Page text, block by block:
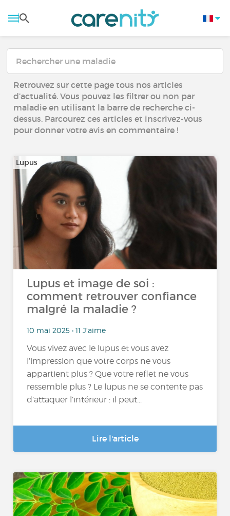
Retrouvez sur cette page tous nos articles
d’actualité. Vous pouvez les filtrer ou non par
maladie en utilisant la barre de recherche ci-
dessus. Parcourez ces articles et inscrivez-vous
pour donner votre avis en commentaire !
Lupus
Lupus et image de soi :
comment retrouver confiance
malgré la maladie ?
10 mai 2025 • 11 J'aime
Vous vivez avec le lupus et vous avez
l’impression que votre corps ne vous
appartient plus ? Que votre reflet ne vous
ressemble plus ? Le lupus ne se contente pas
d’attaquer l’intérieur : il peut...
Lire l'article